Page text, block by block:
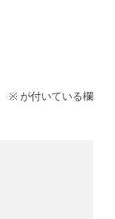
※ が付いている欄